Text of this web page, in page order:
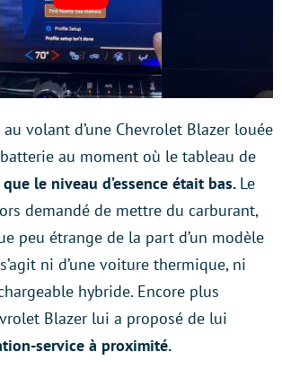
volant d’une Chevrolet Blazer louée
au moment où le tableau de
que le niveau d’essence était bas. Le
demandé de mettre du carburant,
peu étrange de la part d’un modèle
ni d’une voiture thermique, ni
hybride. Encore plus
Blazer lui a proposé de lui
service à proximité.